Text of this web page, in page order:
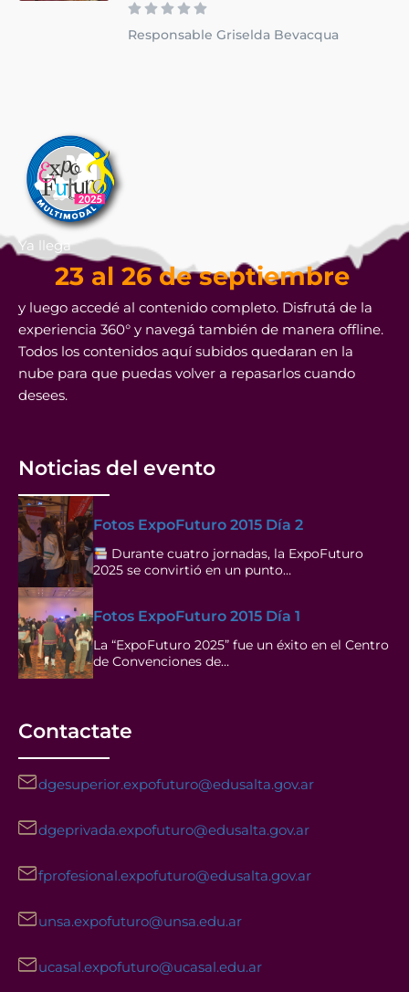
Responsable Griselda Bevacqua
Ya llega
23 al 26 de septiembre
y luego accedé al contenido completo. Disfrutá de la
experiencia 360° y navegá también de manera offline.
Todos los contenidos aquí subidos quedaran en la
nube para que puedas volver a repasarlos cuando
desees.
Noticias del evento
Fotos ExpoFuturo 2015 Día 2
Durante cuatro jornadas, la ExpoFuturo
2025 se convirtió en un punto…
Fotos ExpoFuturo 2015 Día 1
La “ExpoFuturo 2025” fue un éxito en el Centro
de Convenciones de…
Contactate
dgesuperior.expofuturo@edusalta.gov.ar
dgeprivada.expofuturo@edusalta.gov.ar
fprofesional.expofuturo@edusalta.gov.ar
unsa.expofuturo@unsa.edu.ar
ucasal.expofuturo@ucasal.edu.ar